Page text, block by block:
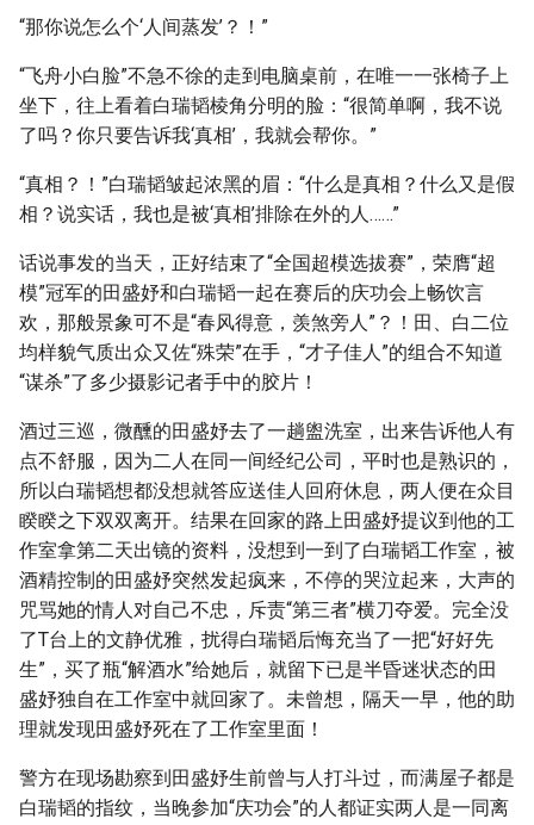
“那你说怎么个‘人间蒸发’？！”
“飞舟小白脸”不急不徐的走到电脑桌前，在唯一一张椅子上
坐下，往上看着白瑞韬棱角分明的脸：“很简单啊，我不说
了吗？你只要告诉我‘真相’，我就会帮你。”
“真相？！”白瑞韬皱起浓黑的眉：“什么是真相？什么又是假
相？说实话，我也是被‘真相’排除在外的人……”
话说事发的当天，正好结束了“全国超模选拔赛”，荣膺“超
模”冠军的田盛妤和白瑞韬一起在赛后的庆功会上畅饮言
欢，那般景象可不是“春风得意，羡煞旁人”？！田、白二位
均样貌气质出众又佐“殊荣”在手，“才子佳人”的组合不知道
“谋杀”了多少摄影记者手中的胶片！
酒过三巡，微醺的田盛妤去了一趟盥洗室，出来告诉他人有
点不舒服，因为二人在同一间经纪公司，平时也是熟识的，
所以白瑞韬想都没想就答应送佳人回府休息，两人便在众目
睽睽之下双双离开。结果在回家的路上田盛妤提议到他的工
作室拿第二天出镜的资料，没想到一到了白瑞韬工作室，被
酒精控制的田盛妤突然发起疯来，不停的哭泣起来，大声的
咒骂她的情人对自己不忠，斥责“第三者”横刀夺爱。完全没
了T台上的文静优雅，扰得白瑞韬后悔充当了一把“好好先
生”，买了瓶“解酒水”给她后，就留下已是半昏迷状态的田
盛妤独自在工作室中就回家了。未曾想，隔天一早，他的助
理就发现田盛妤死在了工作室里面！
警方在现场勘察到田盛妤生前曾与人打斗过，而满屋子都是
白瑞韬的指纹，当晚参加“庆功会”的人都证实两人是一同离